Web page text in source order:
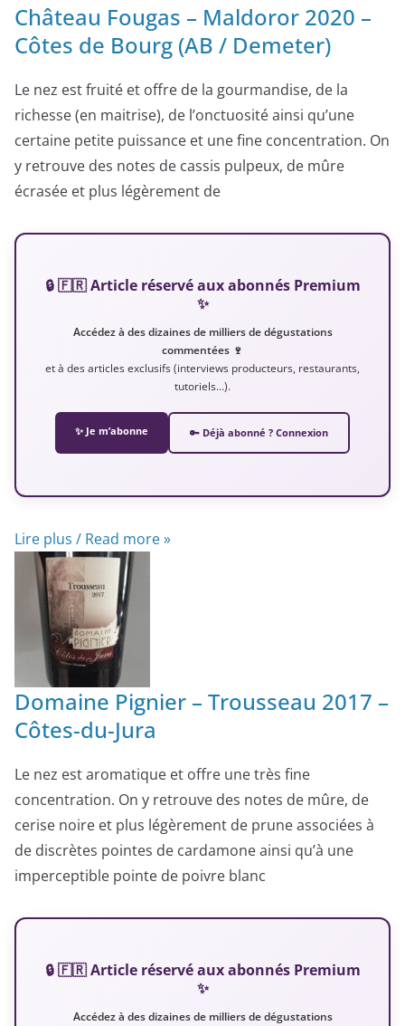
Château Fougas – Maldoror 2020 –
Côtes de Bourg (AB / Demeter)
Le nez est fruité et offre de la gourmandise, de la
richesse (en maitrise), de l’onctuosité ainsi qu’une
certaine petite puissance et une fine concentration. On
y retrouve des notes de cassis pulpeux, de mûre
écrasée et plus légèrement de
🔒 🇫🇷 Article réservé aux abonnés Premium
✨
Accédez à des dizaines de milliers de dégustations
commentées 🍷
et à des articles exclusifs (interviews producteurs, restaurants,
tutoriels…).
✨ Je m’abonne 🔑 Déjà abonné ? Connexion
Lire plus / Read more »
Domaine Pignier – Trousseau 2017 –
Côtes-du-Jura
Le nez est aromatique et offre une très fine
concentration. On y retrouve des notes de mûre, de
cerise noire et plus légèrement de prune associées à
de discrètes pointes de cardamone ainsi qu’à une
imperceptible pointe de poivre blanc
🔒 🇫🇷 Article réservé aux abonnés Premium
✨
Accédez à des dizaines de milliers de dégustations